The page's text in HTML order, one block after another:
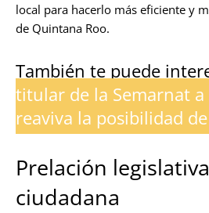
local para hacerlo más eficiente y
de Quintana Roo.
También te puede
titular de la Semarnat
reaviva la posibilidad
Prelación
ciudadana